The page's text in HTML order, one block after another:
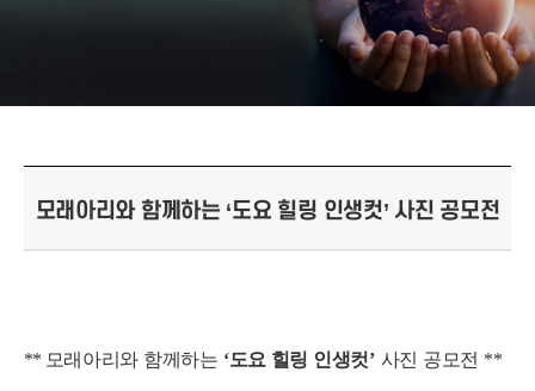
모래아리와 함께하는 ‘도요 힐링 인생컷’ 사진 공모전
** 모래아리와 함께하는 ‘도요 힐링 인생컷’ 사진 공모전 **